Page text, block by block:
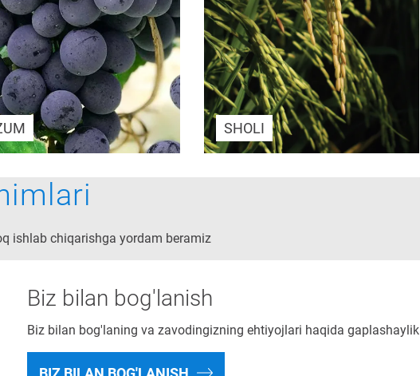
SHOLI
ishlab chiqarishga yordam beramiz
Biz bilan bog'lanish
Biz bilan bog'laning va zavodingizning ehtiyojlari haqida gaplashaylik